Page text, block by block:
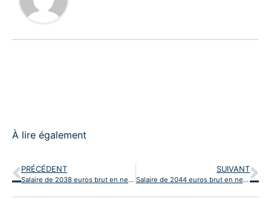
À lire également
PRÉCÉDENT
Salaire de 2038 euros brut en net par mois
SUIVANT
Salaire de 2044 euros brut en net par mois